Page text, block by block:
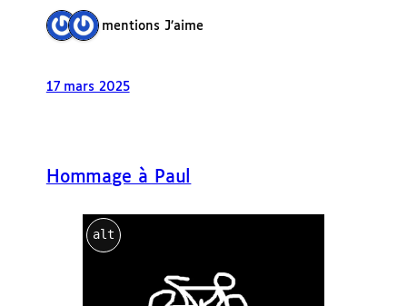
2 mentions J’aime
17 mars 2025
Hommage à Paul
alt